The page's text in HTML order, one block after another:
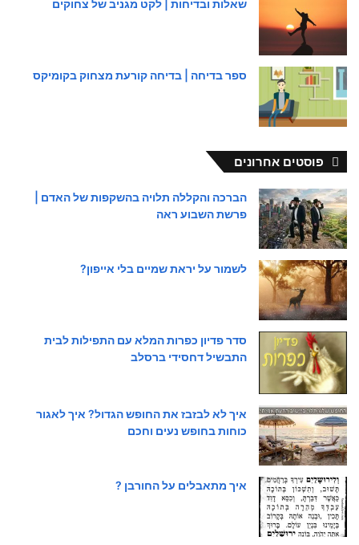
שאלות ובדיחות | לקט מגניב של צחוקים
ספר בדיחה | בדיחה קורעת מצחוק בקומיקס
פוסטים אחרונים
הברכה והקללה תלויה בהשקפות של האדם |
פרשת השבוע ראה
לשמור על יראת שמיים בלי אייפון?
סדר פדיון כפרות המלא עם התפילות לבית
התבשיל דחסידי ברסלב
איך לא לבזבז את החופש הגדול? איך לאגור
כוחות בחופש נעים וחכם
איך מתאבלים על החורבן ?